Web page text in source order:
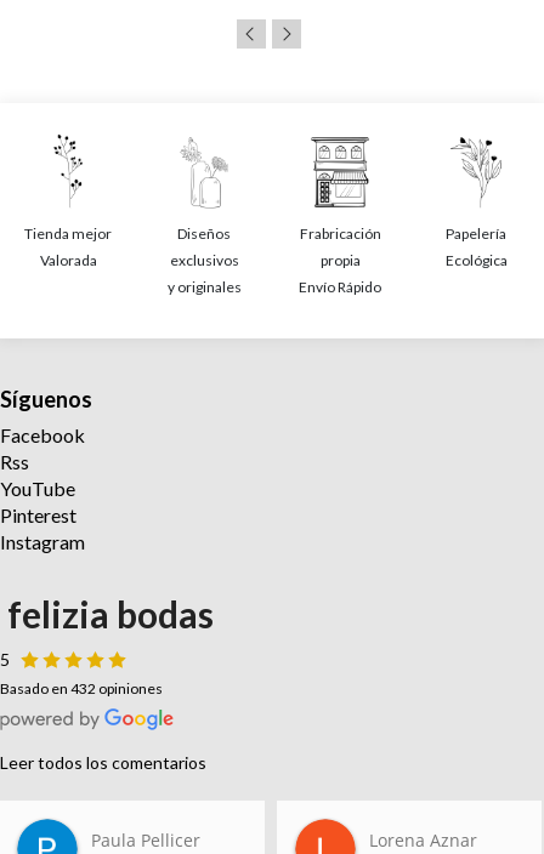
Tienda mejor
Valorada
Diseños
exclusivos
y originales
Frabricación
propia
Envío Rápido
Papelería
Ecológica
Síguenos
Facebook
Rss
YouTube
Pinterest
Instagram
felizia bodas
5
Basado en 432 opiniones
Leer todos los comentarios
Paula Pellicer Lorena Aznar